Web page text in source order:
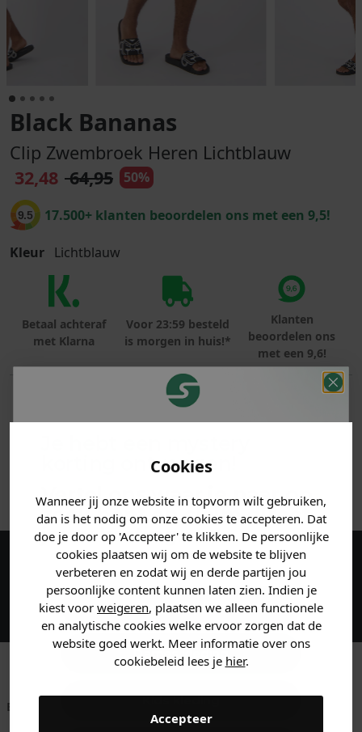
Cookies
Wanneer jij onze website in topvorm wilt gebruiken,
dan is het nodig om onze cookies te accepteren. Dat
doe je door op 'Accepteer' te klikken. De persoonlijke
cookies plaatsen wij om de website te blijven
verbeteren en zodat wij en derde partijen jou
persoonlijke content kunnen laten zien. Indien je
kiest voor weigeren, plaatsen we alleen functionele
en analytische cookies welke ervoor zorgen dat de
website goed werkt. Meer informatie over ons
cookiebeleid lees je hier.
Accepteer
Black Bananas
Clip Zwembroek Heren Lichtblauw
32,48 64,95 50%
9.5 17.500+ klanten beoordelen ons met een 9,5!
Kleur Lichtblauw
Betaal achteraf
met Klarna
Voor 23:59 besteld
is morgen in huis!*
Klanten
beoordelen ons
met een 9,6!
PRODUCTINFORMATIE
Maak een account aan en ontvang 5%
korting op je eerste bestelling!
Betaal achteraf met
is morgen in huis!*
korting ontvangen!
Vertel ons waar je naar op
zoek bent en claim direct
jouwkorting.
Heren kleding
Dames kleding
Kids kleding